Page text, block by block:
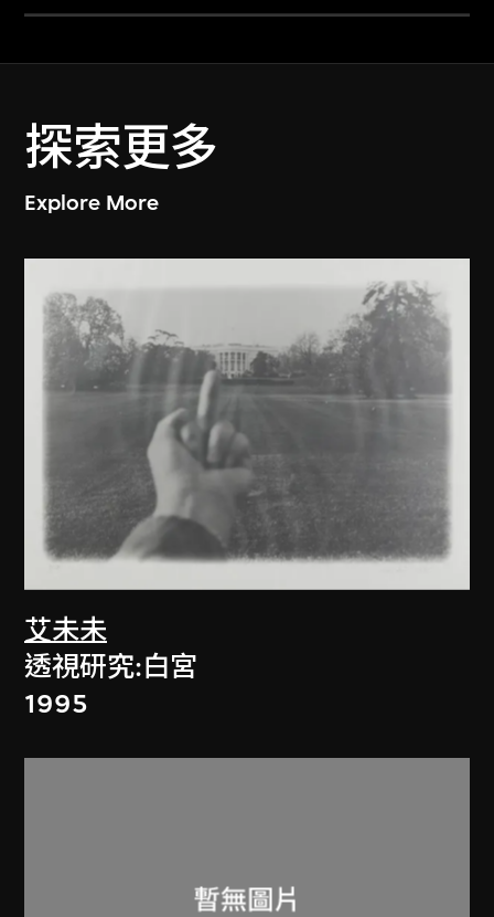
探索更多
Explore More
艾未未
透視研究:白宮
1995